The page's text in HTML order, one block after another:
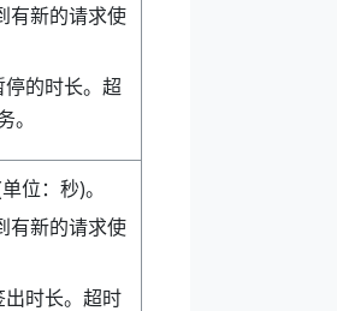
有新的请求使
的时长。超
。
位：秒)。
有新的请求使
时长。超时